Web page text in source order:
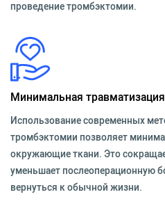
проведение тромбэктомии.
Минимальная
Использование современных
тромбэктомии позволяет
окружающие ткани. Это
уменьшает послеоперационную
вернуться к обычной жизни.